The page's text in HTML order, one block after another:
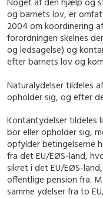
og barnets lov, er
2004 om koordinering
forordningen skelnes
og ledsagelse) og
efter barnets lov og
Naturalydelser tildeles
opholder sig, og efter
Kontantydelser tildeles
bor eller opholder sig,
opfylder betingelserne
fra det EU/EØS-land,
sikret i det EU/EØS-
offentlige pension fra.
samme ydelser fra to